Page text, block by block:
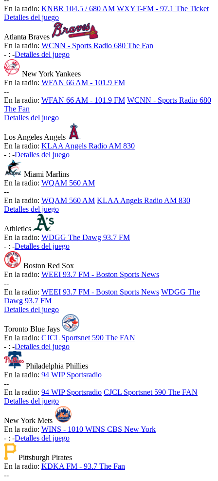
En la radio: KNBR 104.5 / 680 AM WXYT-FM - 97.1 The Ticket
Detalles del juego
Atlanta Braves
En la radio: WCNN - Sports Radio 680 The Fan
- : -Detalles del juego
New York Yankees
En la radio: WFAN 66 AM - 101.9 FM
--
En la radio: WFAN 66 AM - 101.9 FM WCNN - Sports Radio 680
The Fan
Detalles del juego
Los Angeles Angels
En la radio: KLAA Angels Radio AM 830
- : -Detalles del juego
Miami Marlins
En la radio: WQAM 560 AM
--
En la radio: WQAM 560 AM KLAA Angels Radio AM 830
Detalles del juego
Athletics
En la radio: WDGG The Dawg 93.7 FM
- : -Detalles del juego
Boston Red Sox
En la radio: WEEI 93.7 FM - Boston Sports News
--
En la radio: WEEI 93.7 FM - Boston Sports News WDGG The
Dawg 93.7 FM
Detalles del juego
Toronto Blue Jays
En la radio: CJCL Sportsnet 590 The FAN
- : -Detalles del juego
Philadelphia Phillies
En la radio: 94 WIP Sportsradio
--
En la radio: 94 WIP Sportsradio CJCL Sportsnet 590 The FAN
Detalles del juego
New York Mets
En la radio: WINS - 1010 WINS CBS New York
- : -Detalles del juego
Pittsburgh Pirates
En la radio: KDKA FM - 93.7 The Fan
--